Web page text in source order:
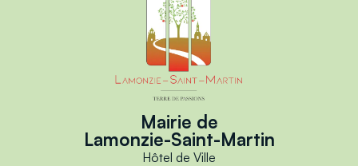
Mairie de
Lamonzie-Saint-Martin
Hôtel de Ville